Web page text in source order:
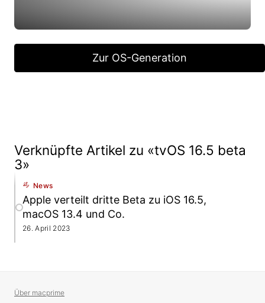
Zur OS-Generation
Verknüpfte Artikel zu «tvOS 16.5 beta
3»
News
Apple verteilt dritte Beta zu iOS 16.5,
macOS 13.4 und Co.
26. April 2023
Über macprime